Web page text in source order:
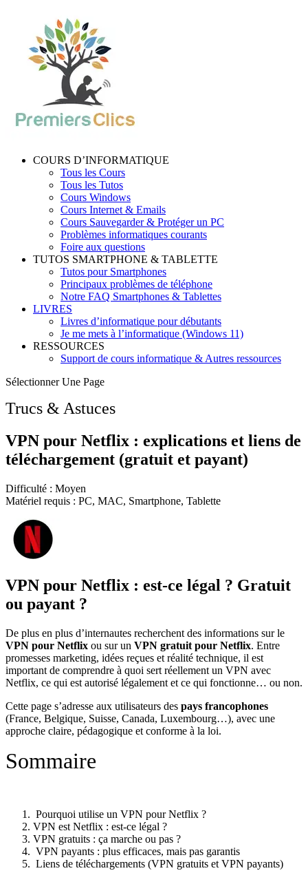
COURS D’INFORMATIQUE
Tous les Cours
Tous les Tutos
Cours Windows
Cours Internet & Emails
Cours Sauvegarder & Protéger un PC
Problèmes informatiques courants
Foire aux questions
TUTOS SMARTPHONE & TABLETTE
Tutos pour Smartphones
Principaux problèmes de téléphone
Notre FAQ Smartphones & Tablettes
LIVRES
Livres d’informatique pour débutants
Je me mets à l’informatique (Windows 11)
RESSOURCES
Support de cours informatique & Autres ressources
Sélectionner Une Page
Trucs & Astuces
VPN pour Netflix : explications et liens de
téléchargement (gratuit et payant)
Difficulté : Moyen
Matériel requis : PC, MAC, Smartphone, Tablette
VPN pour Netflix : est-ce légal ? Gratuit
ou payant ?
De plus en plus d’internautes recherchent des informations sur le
VPN pour Netflix ou sur un VPN gratuit pour Netflix. Entre
promesses marketing, idées reçues et réalité technique, il est
important de comprendre à quoi sert réellement un VPN avec
Netflix, ce qui est autorisé légalement et ce qui fonctionne… ou non.
Cette page s’adresse aux utilisateurs des pays francophones
(France, Belgique, Suisse, Canada, Luxembourg…), avec une
approche claire, pédagogique et conforme à la loi.
Sommaire
Pourquoi utilise un VPN pour Netflix ?
VPN est Netflix : est-ce légal ?
VPN gratuits : ça marche ou pas ?
VPN payants : plus efficaces, mais pas garantis
Liens de téléchargements (VPN gratuits et VPN payants)